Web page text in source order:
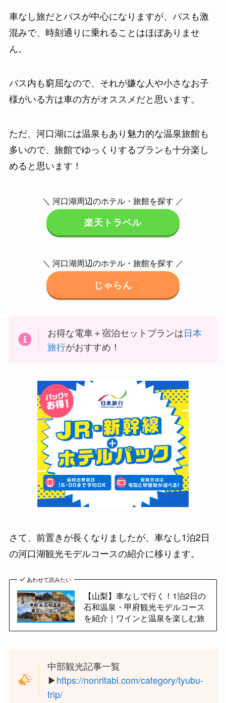
車なし旅だとバスが中心になりますが、バスも激
混みで、時刻通りに乗れることはほぼありませ
ん。
バス内も窮屈なので、それが嫌な人や小さなお子
様がいる方は車の方がオススメだと思います。
ただ、河口湖には温泉もあり魅力的な温泉旅館も
多いので、旅館でゆっくりするプランも十分楽し
めると思います！
＼ 河口湖周辺のホテル・旅館を探す ／
楽天トラベル
＼ 河口湖周辺のホテル・旅館を探す ／
じゃらん
お得な電車＋宿泊セットプランは日本
旅行がおすすめ！
さて、前置きが長くなりましたが、車なし1泊2日
の河口湖観光モデルコースの紹介に移ります。
あわせて読みたい
【山梨】車なしで行く！1泊2日の
石和温泉・甲府観光モデルコース
を紹介｜ワインと温泉を楽しむ旅
中部観光記事一覧
▶︎https://nonritabi.com/category/tyubu-
trip/